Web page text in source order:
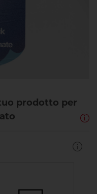
prodotto per